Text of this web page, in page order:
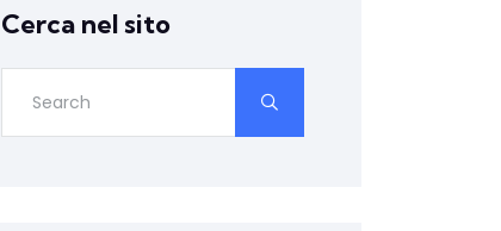
Cerca nel sito